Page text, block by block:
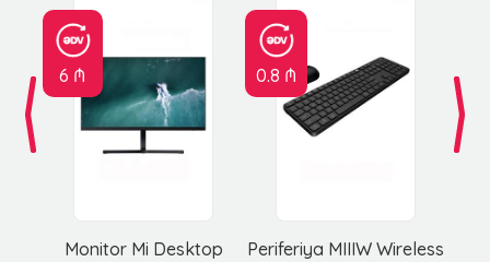
6 ₼
Monitor Mi Desktop
0.8 ₼
Periferiya MIIIW Wireless